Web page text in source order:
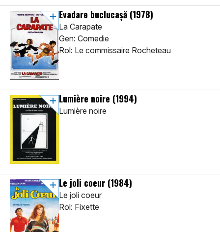
Evadare buclucașă (1978)
La Carapate
Gen: Comedie
Rol: Le commissaire Rocheteau
Lumière noire (1994)
Lumière noire
Le joli coeur (1984)
Le joli coeur
Rol: Fixette